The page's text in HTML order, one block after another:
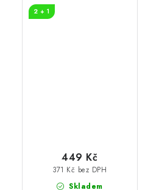
2 + 1
Skladem
371 Kč bez DPH
449 Kč